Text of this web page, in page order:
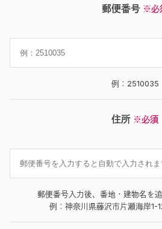
郵便番号 ※必
例：2510035
住所 ※必須
郵便番号入力後、番地・建物名を
例：神奈川県藤沢市片瀬海岸1-